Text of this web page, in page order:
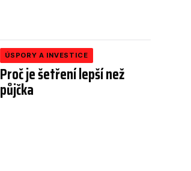
Proč je šetření lepší než
půjčka
ÚSPORY A INVESTICE